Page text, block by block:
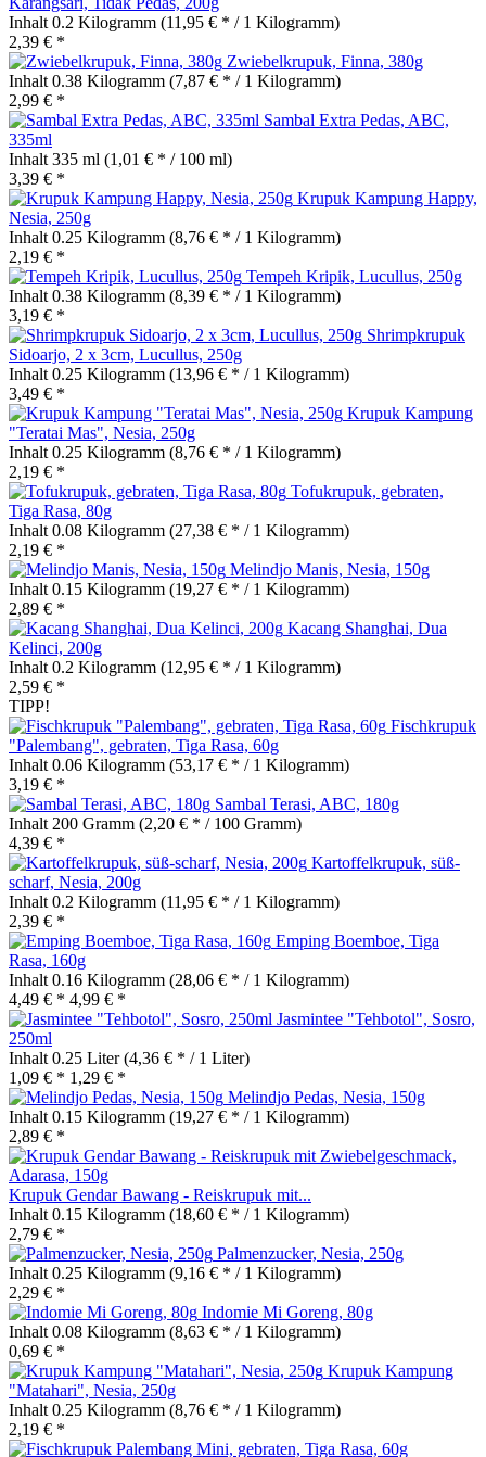
Inhalt 0.2 Kilogramm (11,95 € * / 1 Kilogramm)
2,39 € *
Zwiebelkrupuk, Finna, 380g
Inhalt 0.38 Kilogramm (7,87 € * / 1 Kilogramm)
2,99 € *
Sambal Extra Pedas, ABC,
335ml
Inhalt 335 ml (1,01 € * / 100 ml)
3,39 € *
Krupuk Kampung Happy,
Nesia, 250g
Inhalt 0.25 Kilogramm (8,76 € * / 1 Kilogramm)
2,19 € *
Tempeh Kripik, Lucullus, 250g
Inhalt 0.38 Kilogramm (8,39 € * / 1 Kilogramm)
3,19 € *
Shrimpkrupuk
Sidoarjo, 2 x 3cm, Lucullus, 250g
Inhalt 0.25 Kilogramm (13,96 € * / 1 Kilogramm)
3,49 € *
Krupuk Kampung
"Teratai Mas", Nesia, 250g
Inhalt 0.25 Kilogramm (8,76 € * / 1 Kilogramm)
2,19 € *
Tofukrupuk, gebraten,
Tiga Rasa, 80g
Inhalt 0.08 Kilogramm (27,38 € * / 1 Kilogramm)
2,19 € *
Melindjo Manis, Nesia, 150g
Inhalt 0.15 Kilogramm (19,27 € * / 1 Kilogramm)
2,89 € *
Kacang Shanghai, Dua
Kelinci, 200g
Inhalt 0.2 Kilogramm (12,95 € * / 1 Kilogramm)
2,59 € *
TIPP!
Fischkrupuk
"Palembang", gebraten, Tiga Rasa, 60g
Inhalt 0.06 Kilogramm (53,17 € * / 1 Kilogramm)
3,19 € *
Sambal Terasi, ABC, 180g
Inhalt 200 Gramm (2,20 € * / 100 Gramm)
4,39 € *
Kartoffelkrupuk, süß-
scharf, Nesia, 200g
Inhalt 0.2 Kilogramm (11,95 € * / 1 Kilogramm)
2,39 € *
Emping Boemboe, Tiga
Rasa, 160g
Inhalt 0.16 Kilogramm (28,06 € * / 1 Kilogramm)
4,49 € * 4,99 € *
Jasmintee "Tehbotol", Sosro,
250ml
Inhalt 0.25 Liter(4,36 € * / 1 Liter)
1,09 € * 1,29 € *
Melindjo Pedas, Nesia, 150g
Inhalt 0.15 Kilogramm (19,27 € * / 1 Kilogramm)
2,89 € *
Krupuk Gendar Bawang - Reiskrupuk mit...
Inhalt 0.15 Kilogramm (18,60 € * / 1 Kilogramm)
2,79 € *
Palmenzucker, Nesia, 250g
Inhalt 0.25 Kilogramm (9,16 € * / 1 Kilogramm)
2,29 € *
Indomie Mi Goreng, 80g
Inhalt 0.08 Kilogramm (8,63 € * / 1 Kilogramm)
0,69 € *
Krupuk Kampung
"Matahari", Nesia, 250g
Inhalt 0.25 Kilogramm (8,76 € * / 1 Kilogramm)
2,19 € *